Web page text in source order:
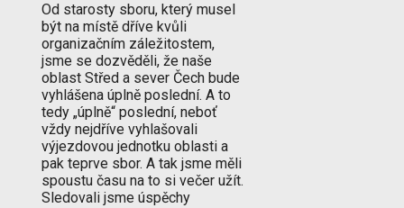
Od starosty sboru, který musel
být na místě dříve kvůli
organizačním záležitostem,
jsme se dozvěděli, že naše
oblast Střed a sever Čech bude
vyhlášena úplně poslední. A to
tedy „úplně“ poslední, neboť
vždy nejdříve vyhlašovali
výjezdovou jednotku oblasti a
pak teprve sbor. A tak jsme měli
spoustu času na to si večer užít.
Sledovali jsme úspěchy